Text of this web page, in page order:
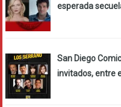
esperada
San Diego
invitados, entre